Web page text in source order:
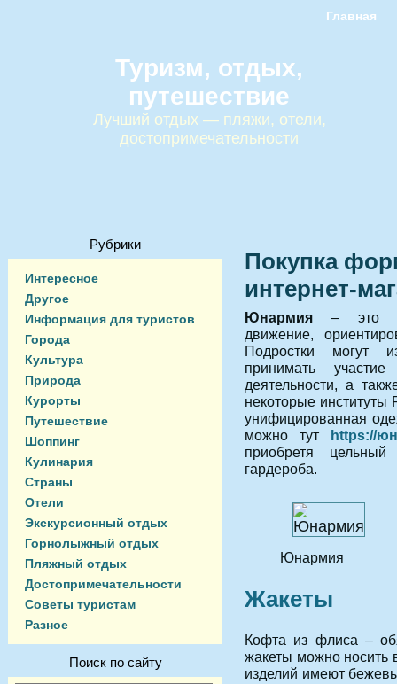
Главная
Туризм, отдых,
путешествие
Лучший отдых — пляжи, отели,
достопримечательности
Рубрики
Интересное
Другое
Информация для туристов
Города
Культура
Природа
Курорты
Путешествие
Шоппинг
Кулинария
Страны
Отели
Экскурсионный отдых
Горнолыжный отдых
Пляжный отдых
Достопримечательности
Советы туристам
Разное
Поиск по сайту
Покупка
интернет-
Юнармия – это
движение,
Подростки могут
принимать
деятельности, а
некоторые институты
унифицированная
можно тут https://
приобретя
гардероба.
Юнармия
Жакеты
Кофта из флиса –
жакеты можно
изделий имеют